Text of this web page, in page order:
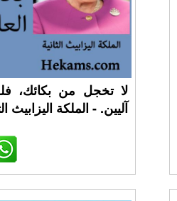
لا تخجل من بكائك،
آليين. - الملكة اليزابيث